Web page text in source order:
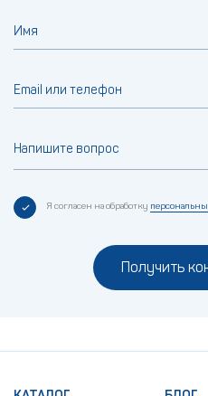
Имя
Email или телефон
Напишите вопрос
Я согласен на обработку
Получить